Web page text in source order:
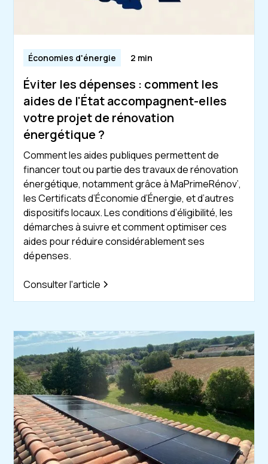
Économies d'énergie 2 min
Éviter les dépenses : comment les
aides de l'État accompagnent-elles
votre projet de rénovation
énergétique ?
Comment les aides publiques permettent de
financer tout ou partie des travaux de rénovation
énergétique, notamment grâce à MaPrimeRénov’,
les Certificats d’Économie d’Énergie, et d’autres
dispositifs locaux. Les conditions d’éligibilité, les
démarches à suivre et comment optimiser ces
aides pour réduire considérablement ses
dépenses.
Consulter l'article